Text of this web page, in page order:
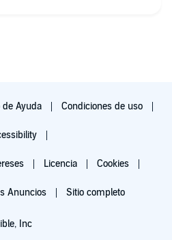
de Ayuda Condiciones de uso
Licencia Cookies
Anuncios Sitio completo
Inc